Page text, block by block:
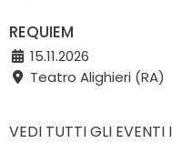
REQUIEM
15.11.2026
Teatro Alighieri (RA)
VEDI TUTTI GLI EVENTI